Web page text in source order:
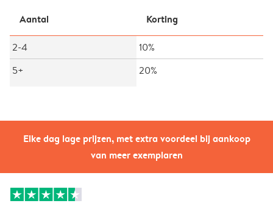
Elke dag lage prijzen, met extra voordeel bij aankoop
van meer exemplaren
Aantal Korting
2-4
10%
5+
20%